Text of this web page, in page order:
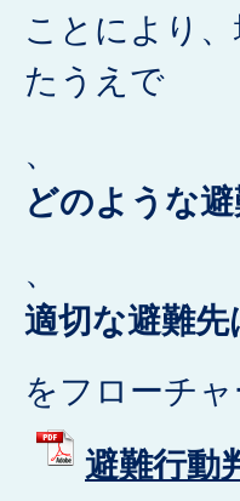
ことにより
たうえで
、
どのような
、
適切な避難
をフローチ
避難行動